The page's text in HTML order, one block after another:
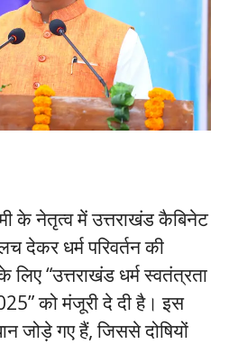
के नेतृत्व में उत्तराखंड कैबिनेट
देकर धर्म परिवर्तन की
“उत्तराखंड धर्म स्वतंत्रता
को मंजूरी दे दी है। इस
जोड़े गए हैं, जिससे दोषियों